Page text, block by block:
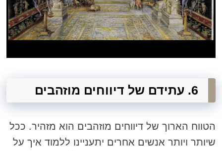
6. עתידם של דיווחים מוזהבים
הטווח הארוך של דיווחים מוזהבים הוא מזהיר. ככל
שיותר ויותר אנשים אחרים יתעניינו ללמוד איך על